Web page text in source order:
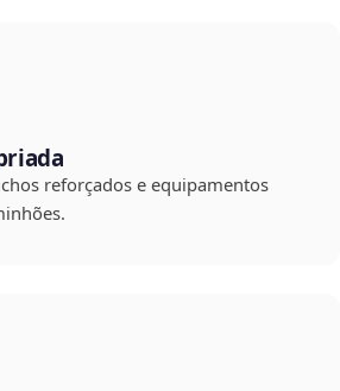
reforçados e equipamentos